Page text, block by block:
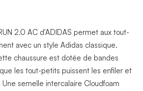
2.0 AC d'ADIDAS permet aux tout-
avec un style Adidas classique.
chaussure est dotée de bandes
les tout-petits puissent les enfiler et
semelle intercalaire Cloudfoam